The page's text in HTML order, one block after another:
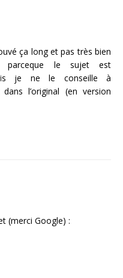
ça long et pas très bien
parceque le sujet est
je ne le conseille à
l’original (en version
(merci Google) :